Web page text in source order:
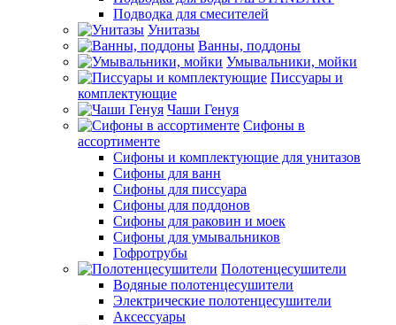
Подводка для смесителей
Унитазы
Ванны, поддоны
Умывальники, мойки
Писсуары и
комплектующие
Чаши Генуя
Сифоны в
ассортименте
Сифоны и комплектующие для унитазов
Сифоны для ванн
Сифоны для писсуара
Сифоны для поддонов
Сифоны для раковин и моек
Сифоны для умывальников
Гофротрубы
Полотенцесушители
Водяные полотенцесушители
Электрические полотенцесушители
Аксессуары